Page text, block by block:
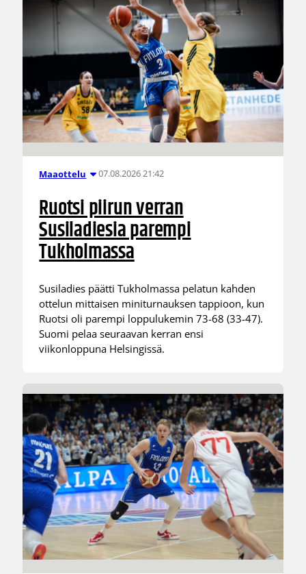
Maaottelu 07.08.2026 21:42
Ruotsi piirun verran
Susiladiesia parempi
Tukholmassa
Susiladies päätti Tukholmassa pelatun kahden
ottelun mittaisen miniturnauksen tappioon, kun
Ruotsi oli parempi loppulukemin 73-68 (33-47).
Suomi pelaa seuraavan kerran ensi
viikonloppuna Helsingissä.